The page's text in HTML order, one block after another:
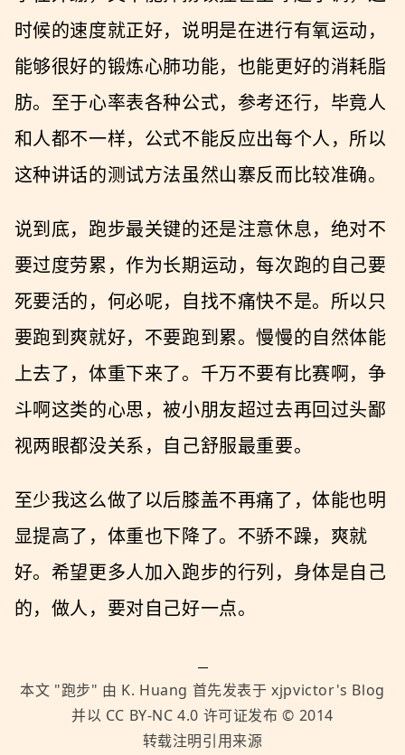
时候的速度就正好，说明是在进行有氧运动，
能够很好的锻炼心肺功能，也能更好的消耗脂
肪。至于心率表各种公式，参考还行，毕竟人
和人都不一样，公式不能反应出每个人，所以
这种讲话的测试方法虽然山寨反而比较准确。
说到底，跑步最关键的还是注意休息，绝对不
要过度劳累，作为长期运动，每次跑的自己要
死要活的，何必呢，自找不痛快不是。所以只
要跑到爽就好，不要跑到累。慢慢的自然体能
上去了，体重下来了。千万不要有比赛啊，争
斗啊这类的心思，被小朋友超过去再回过头鄙
视两眼都没关系，自己舒服最重要。
至少我这么做了以后膝盖不再痛了，体能也明
显提高了，体重也下降了。不骄不躁，爽就
好。希望更多人加入跑步的行列，身体是自己
的，做人，要对自己好一点。
本文 "跑步" 由 K. Huang 首先发表于xjpvictor's Blog
并以 CC BY-NC 4.0 许可证发布 © 2014
转载注明引用来源